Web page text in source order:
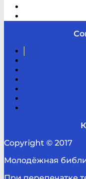
Copyright © 2017
Молодёжная